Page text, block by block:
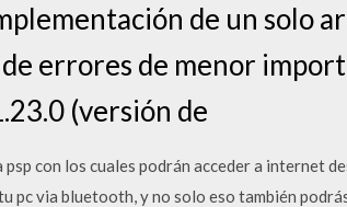
de un solo
errores de menor
(versión de
con los cuales podrán acceder a internet
pc via bluetooth, y no solo eso también